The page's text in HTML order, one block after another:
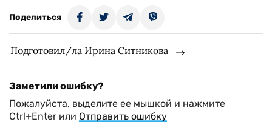
Поделиться
Подготовил/ла Ирина Ситникова
Заметили ошибку?
Пожалуйста, выделите ее мышкой и нажмите
Ctrl+Enter или Отправить ошибку